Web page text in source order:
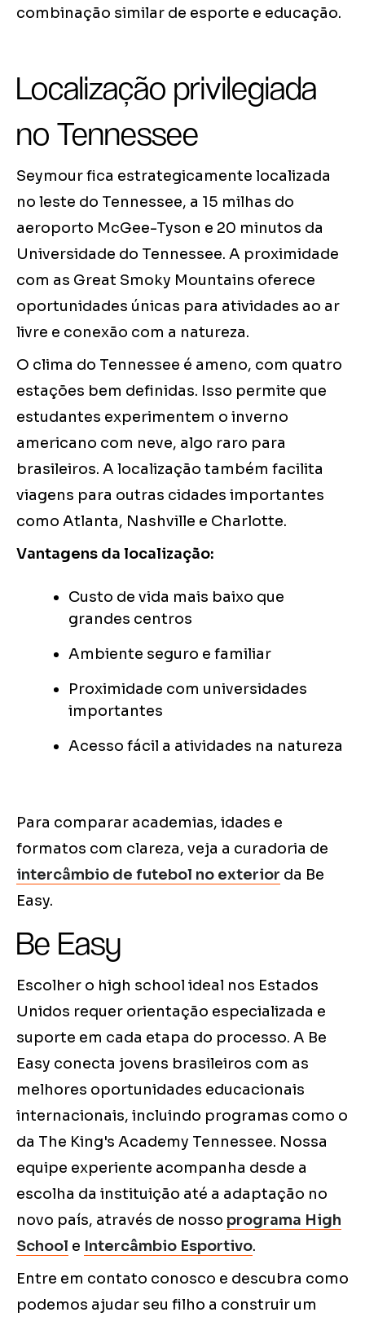
combinação similar de esporte e educação.
Localização privilegiada
no Tennessee
Seymour fica estrategicamente localizada
no leste do Tennessee, a 15 milhas do
aeroporto McGee-Tyson e 20 minutos da
Universidade do Tennessee. A proximidade
com as Great Smoky Mountains oferece
oportunidades únicas para atividades ao ar
livre e conexão com a natureza.
O clima do Tennessee é ameno, com quatro
estações bem definidas. Isso permite que
estudantes experimentem o inverno
americano com neve, algo raro para
brasileiros. A localização também facilita
viagens para outras cidades importantes
como Atlanta, Nashville e Charlotte.
Vantagens da localização:
Custo de vida mais baixo que
grandes centros
Ambiente seguro e familiar
Proximidade com universidades
importantes
Acesso fácil a atividades na natureza
Para comparar academias, idades e
formatos com clareza, veja a curadoria de
intercâmbio de futebol no exterior da Be
Easy.
Be Easy
Escolher o high school ideal nos Estados
Unidos requer orientação especializada e
suporte em cada etapa do processo. A Be
Easy conecta jovens brasileiros com as
melhores oportunidades educacionais
internacionais, incluindo programas como o
da The King's Academy Tennessee. Nossa
equipe experiente acompanha desde a
escolha da instituição até a adaptação no
novo país, através de nosso programa High
School e Intercâmbio Esportivo.
Entre em contato conosco e descubra como
podemos ajudar seu filho a construir um